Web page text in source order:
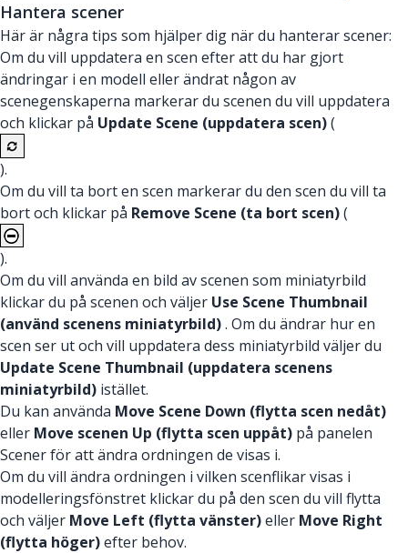
Hantera scener
Här är några tips som hjälper dig när du hanterar scener:
Om du vill uppdatera en scen efter att du har gjort
ändringar i en modell eller ändrat någon av
scenegenskaperna markerar du scenen du vill uppdatera
och klickar på Update Scene (uppdatera scen)(
).
Om du vill ta bort en scen markerar du den scen du vill ta
bort och klickar på Remove Scene (ta bort scen)(
).
Om du vill använda en bild av scenen som miniatyrbild
klickar du på scenen och väljer Use Scene Thumbnail
(använd scenens miniatyrbild). Om du ändrar hur en
scen ser ut och vill uppdatera dess miniatyrbild väljer du
Update Scene Thumbnail (uppdatera scenens
miniatyrbild) istället.
Du kan använda Move Scene Down (flytta scen nedåt)
eller Move scenen Up (flytta scen uppåt) på panelen
Scener för att ändra ordningen de visas i.
Om du vill ändra ordningen i vilken scenflikar visas i
modelleringsfönstret klickar du på den scen du vill flytta
och väljer Move Left (flytta vänster)eller Move Right
(flytta höger)efter behov.